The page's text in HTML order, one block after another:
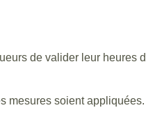
de valider leur heures
mesures soient appliquées.